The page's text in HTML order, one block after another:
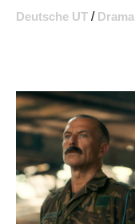
Deutsche UT / Drama